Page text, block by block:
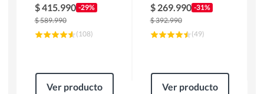
MAS430B
$415.990 -29%
$589.990
(108)
Ver producto
$ 269.990 -31%
$392.990
(49)
Ver producto